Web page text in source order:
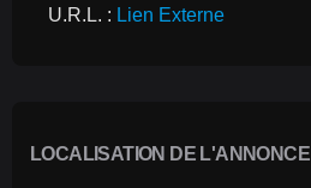
U.R.L. : Lien Externe
LOCALISATION DE L'ANNONCE